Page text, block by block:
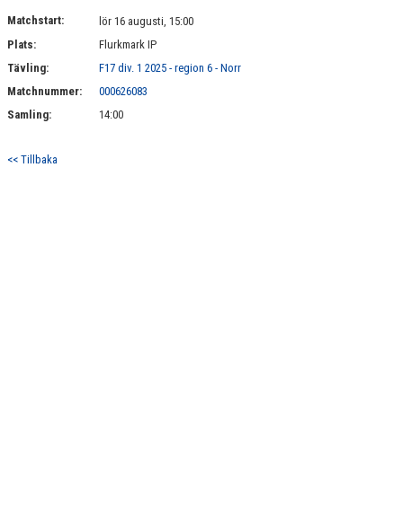
ÖVNINGSBANK
MATCHER
Matchstart:
lör 16 augusti, 15:00
Plats:
Flurkmark IP
Tävling:
F17 div. 1 2025 - region 6 - Norr
Matchnummer:
000626083
Samling:
14:00
<< Tillbaka